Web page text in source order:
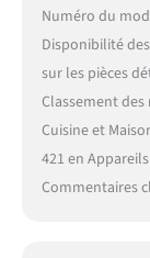
Numéro du
Disponibilité
sur les pièces
Classement des
Cuisine et
421 en
Commentaires